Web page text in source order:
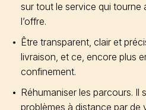
sur tout le service qui tourne
l’offre.
Être transparent, clair et
livraison, et ce, encore plus
confinement.
Réhumaniser les parcours. Il
problèmes à distance par de